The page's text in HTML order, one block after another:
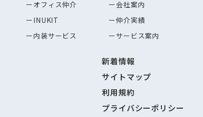
オフィス仲介
INUKIT
内装サービス
会社案内
仲介実績
サービス案内
新着情報
サイトマップ
利用規約
プライバシーポリシー